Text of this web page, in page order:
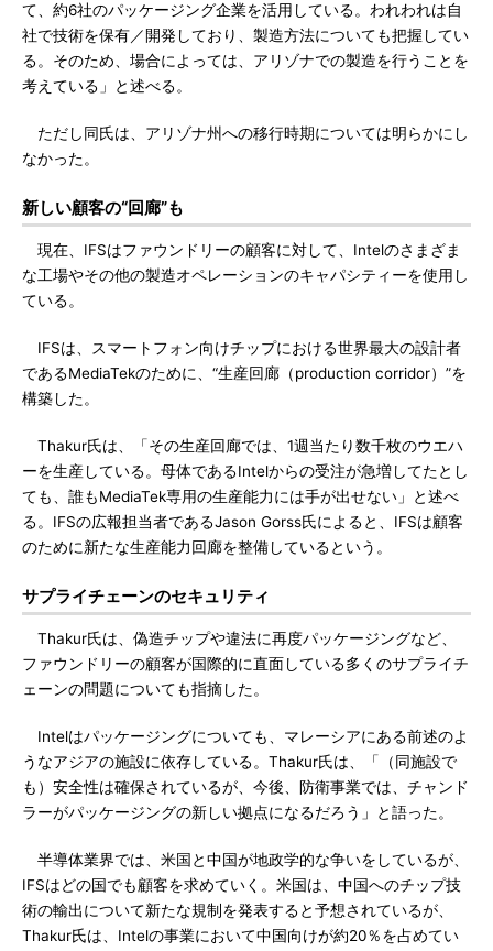
て、約6社のパッケージング企業を活用している。われわれは自
社で技術を保有／開発しており、製造方法についても把握してい
る。そのため、場合によっては、アリゾナでの製造を行うことを
考えている」と述べる。
ただし同氏は、アリゾナ州への移行時期については明らかにし
なかった。
新しい顧客の“回廊”も
現在、IFSはファウンドリーの顧客に対して、Intelのさまざま
な工場やその他の製造オペレーションのキャパシティーを使用し
ている。
IFSは、スマートフォン向けチップにおける世界最大の設計者
であるMediaTekのために、“生産回廊（production corridor）”を
構築した。
Thakur氏は、「その生産回廊では、1週当たり数千枚のウエハ
ーを生産している。母体であるIntelからの受注が急増してたとし
ても、誰もMediaTek専用の生産能力には手が出せない」と述べ
る。IFSの広報担当者であるJason Gorss氏によると、IFSは顧客
のために新たな生産能力回廊を整備しているという。
サプライチェーンのセキュリティ
Thakur氏は、偽造チップや違法に再度パッケージングなど、
ファウンドリーの顧客が国際的に直面している多くのサプライチ
ェーンの問題についても指摘した。
Intelはパッケージングについても、マレーシアにある前述のよ
うなアジアの施設に依存している。Thakur氏は、「（同施設で
も）安全性は確保されているが、今後、防衛事業では、チャンド
ラーがパッケージングの新しい拠点になるだろう」と語った。
半導体業界では、米国と中国が地政学的な争いをしているが、
IFSはどの国でも顧客を求めていく。米国は、中国へのチップ技
術の輸出について新たな規制を発表すると予想されているが、
Thakur氏は、Intelの事業において中国向けが約20％を占めてい